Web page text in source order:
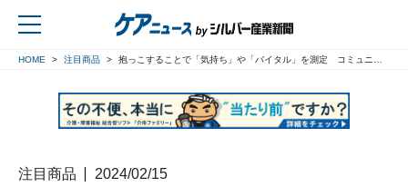
HOME 注目商品 抱っこすることで「気持ち」や「バイタル」を測定 コミュニケーションサポートロボット「CoRoMoCo（ころもこ）」 今春発売予定 TPR
注目商品 2024/02/15